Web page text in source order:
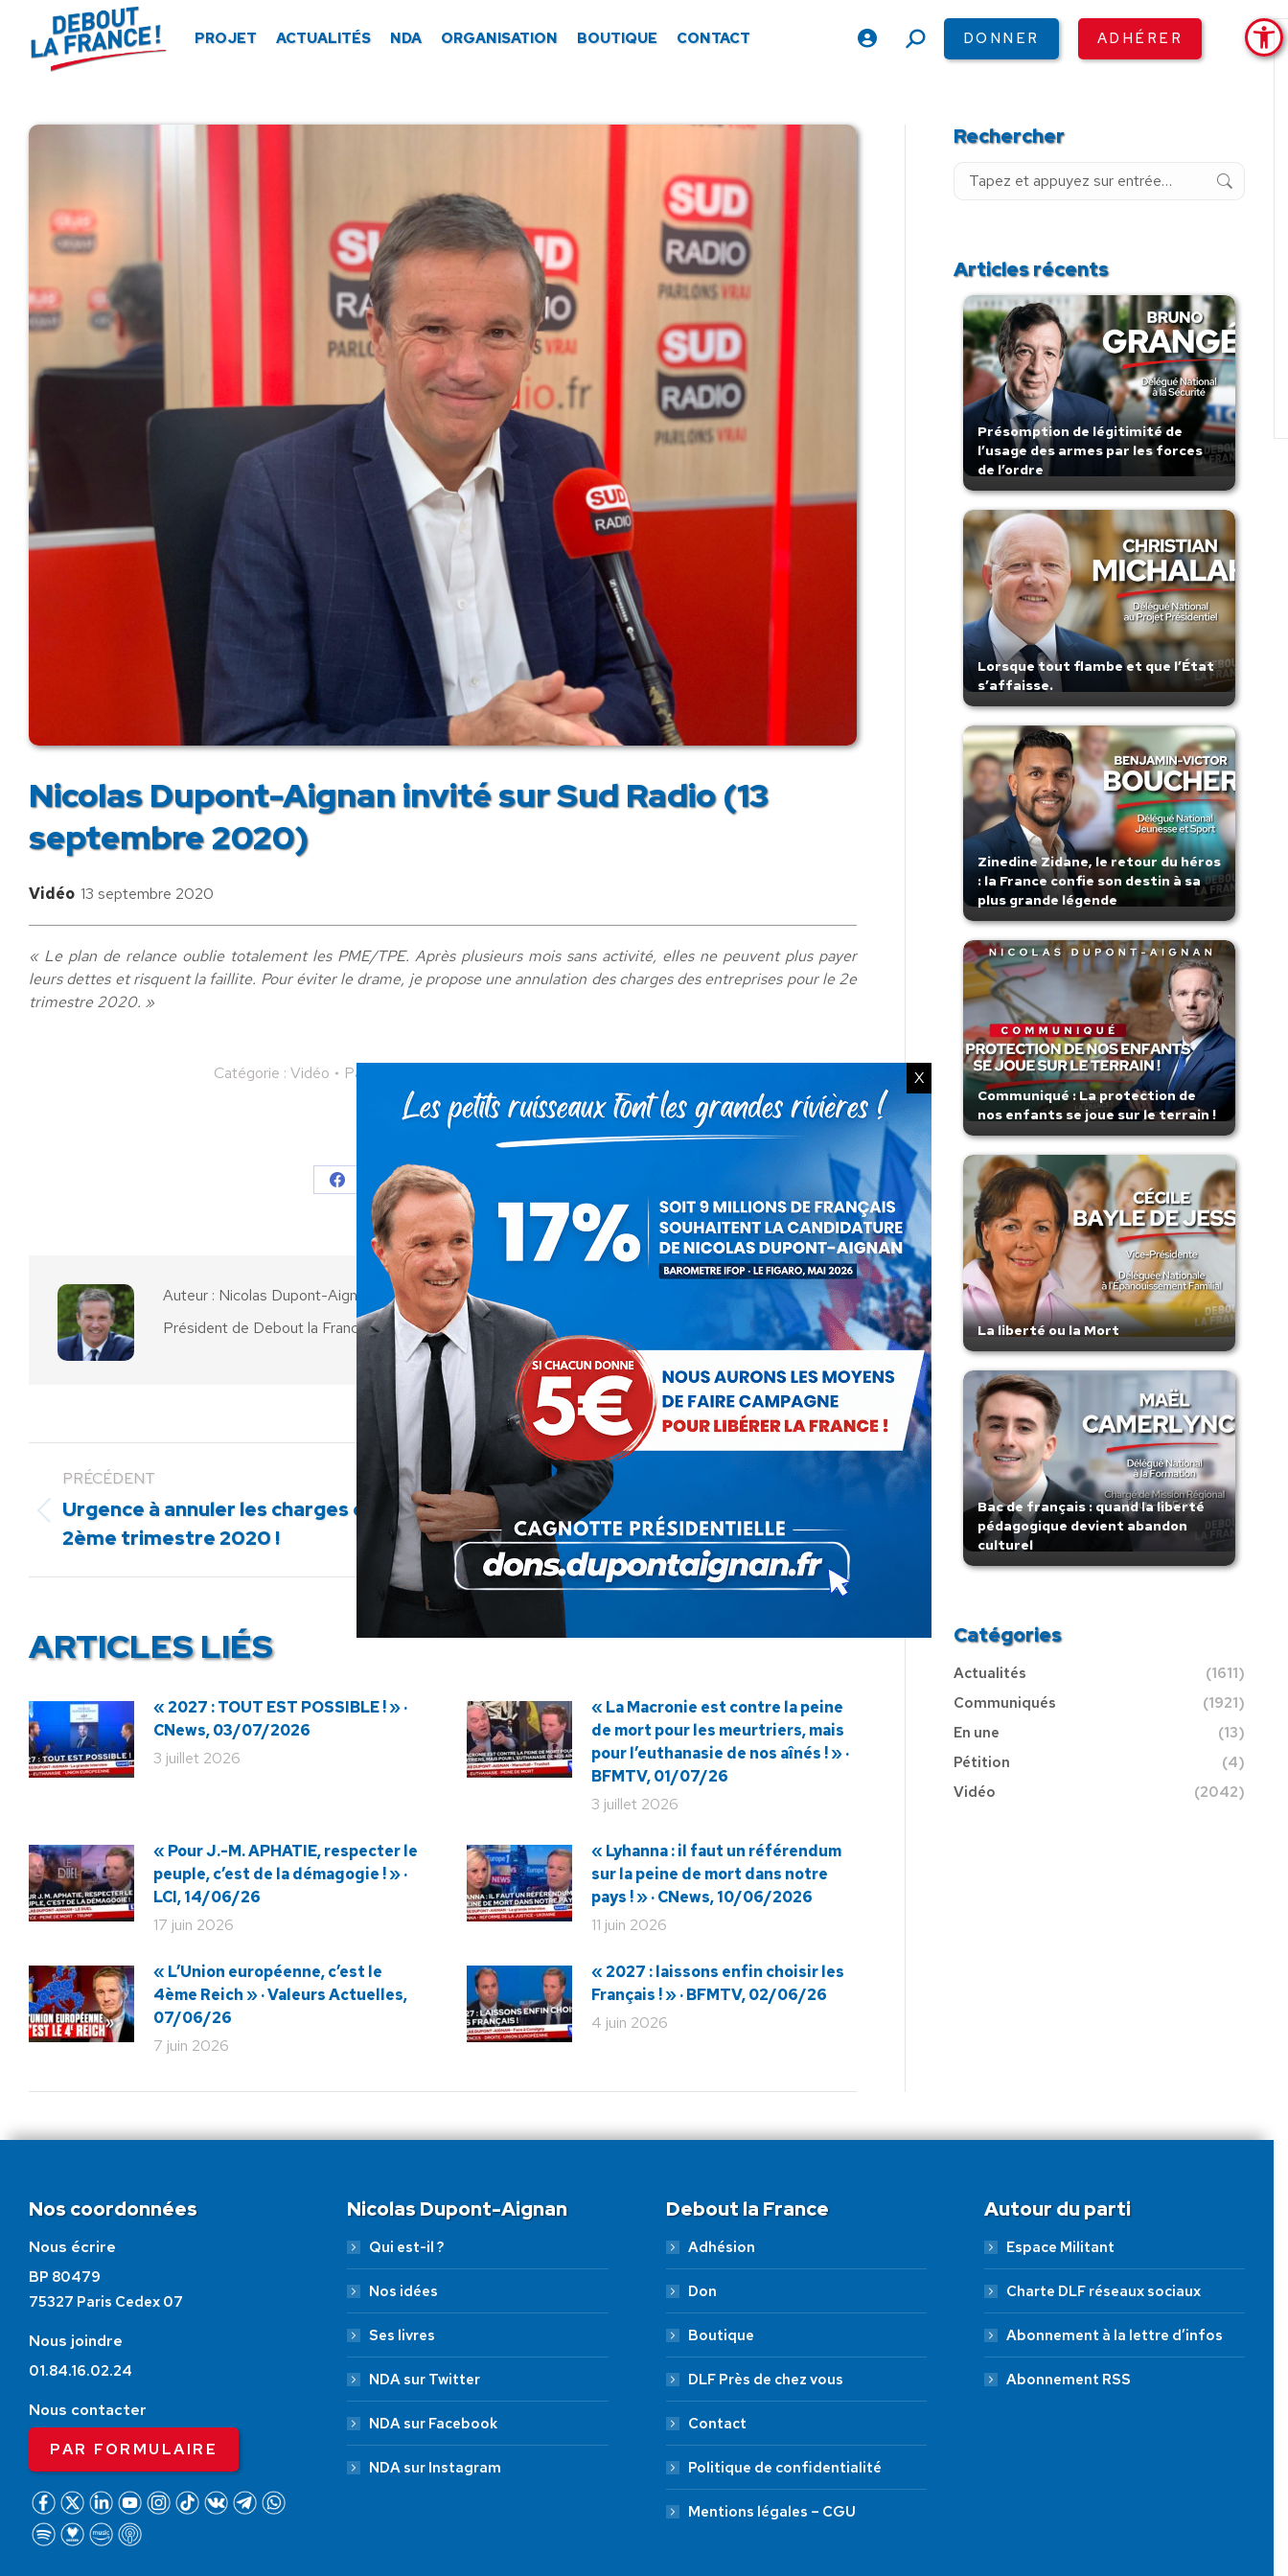
PROJET ACTUALITÉS NDA ORGANISATION BOUTIQUE CONTACT
RechercheDONNER ADHÉRER
Nicolas Dupont-Aignan invité sur Sud Radio (13
septembre 2020)
Vidéo 13 septembre 2020
« Le plan de relance oublie totalement les PME/TPE. Après plusieurs mois sans activité, elles ne peuvent plus payer
leurs dettes et risquent la faillite. Pour éviter le drame, je propose une annulation des charges des entreprises pour le 2e
trimestre 2020. »
Catégorie : Vidéo Par
Partager cet article
Partager
Facebook
Partager
sur
X
Partager
sur
Pinterest
sur
LinkedIn
sur
WhatsApp
Auteur : Nicolas Dupont-Aignan
Président de Debout la France
PRÉCÉDENT
Article
précédent
Urgence à annuler les charges du
2ème trimestre 2020 !
SUIVANT
Article
suivant
Benjamin Cauchy invité sur CNews
(14 septembre 2020)
ARTICLES LIÉS
« 2027 : TOUT EST POSSIBLE ! » ·
CNews, 03/07/2026
3 juillet 2026
« La Macronie est contre la peine
de mort pour les meurtriers, mais
pour l’euthanasie de nos aînés ! » ·
BFMTV, 01/07/26
3 juillet 2026
« Pour J.-M. APHATIE, respecter le
peuple, c’est de la démagogie ! » ·
LCI, 14/06/26
17 juin 2026
« Lyhanna : il faut un référendum
sur la peine de mort dans notre
pays ! » · CNews, 10/06/2026
11 juin 2026
« L’Union européenne, c’est le
4ème Reich » · Valeurs Actuelles,
07/06/26
7 juin 2026
« 2027 : laissons enfin choisir les
Français ! » · BFMTV, 02/06/26
4 juin 2026
Rechercher
Recherche
Articles récents
Présomption de légitimité de
l’usage des armes par les forces
de l’ordre
Lorsque tout flambe et que l’État
s’affaisse.
Zinedine Zidane, le retour du héros
: la France confie son destin à sa
plus grande légende
Communiqué : La protection de
nos enfants se joue sur le terrain !
La liberté ou la Mort
Bac de français : quand la liberté
pédagogique devient abandon
culturel
Catégories
Actualités
(1611)
Communiqués
(1921)
En une
(13)
Pétition
(4)
Vidéo
(2042)
Nos coordonnées
Nous écrire
BP 80479
75327 Paris Cedex 07
Nous joindre
01.84.16.02.24
Nous contacter
PAR FORMULAIRE
Nicolas Dupont-Aignan
Qui est-il ?
Nos idées
Ses livres
NDA sur Twitter
NDA sur Facebook
NDA sur Instagram
Debout la France
Adhésion
Don
Boutique
DLF Près de chez vous
Contact
Politique de confidentialité
Mentions légales – CGU
Autour du parti
Espace Militant
Charte DLF réseaux sociaux
Abonnement à la lettre d’infos
Abonnement RSS
X
Panneau de gestion des cookies